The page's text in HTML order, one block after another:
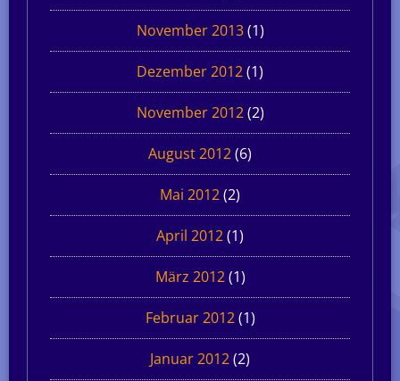
November 2013(1)
Dezember 2012(1)
November 2012(2)
August 2012(6)
Mai 2012(2)
April 2012(1)
März 2012(1)
Februar 2012(1)
Januar 2012(2)